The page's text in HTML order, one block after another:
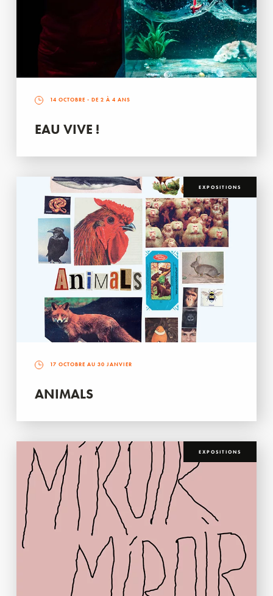
14 OCTOBRE - DE 2 À 4 ANS
EAU VIVE !
EXPOSITIONS
17 OCTOBRE AU 30 JANVIER
ANIMALS
EXPOSITIONS